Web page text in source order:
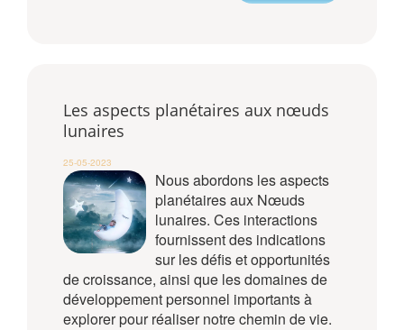
Les aspects planétaires aux nœuds
lunaires
25-05-2023
Nous abordons les aspects
planétaires aux Nœuds
lunaires. Ces interactions
fournissent des indications
sur les défis et opportunités
de croissance, ainsi que les domaines de
développement personnel importants à
explorer pour réaliser notre chemin de vie.